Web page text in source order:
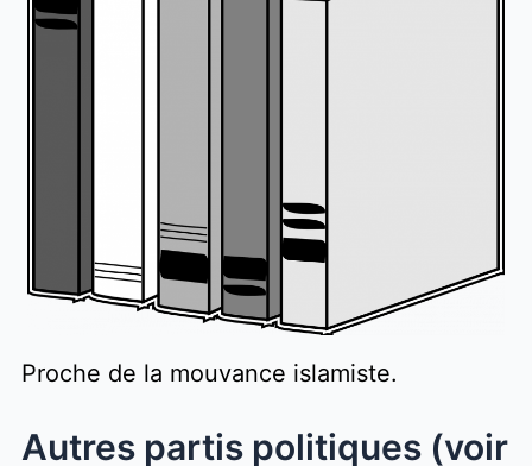
Proche de la mouvance islamiste.
Autres partis politiques (voir